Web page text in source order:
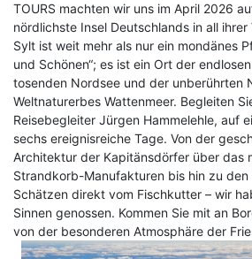
Klassische Konzerte
Konzertreisen
Kunst, Kultur & Kulinarik
Nord- & Ostsee
Opernreisen
Premiumreisen
Sehenswürdigkeiten
Italien
Malta
Portugal
Skandinavien
Spanien
Zypern
Fernreisen
Flusskreuzfahrt mit
Haustürabholung
Hochseekreuzfahrten
Hurtigruten
Loire Kreuzfahrt
Mein Schiff Kombireisen
Mosel Kreuzfahrten
TOURS machten wir uns im April 2026
nördlichste Insel Deutschlands in all
Sylt ist weit mehr als nur ein mondänes
und Schönen“; es ist ein Ort der
tosenden Nordsee und der unberührten
Weltnaturerbes Wattenmeer. Begleiten
Reisebegleiter Jürgen Hammelehle, auf
sechs ereignisreiche Tage. Von der
Architektur der Kapitänsdörfer über das
Strandkorb-Manufakturen bis hin zu den
Schätzen direkt vom Fischkutter – wir
Sinnen genossen. Kommen Sie mit an
von der besonderen Atmosphäre der